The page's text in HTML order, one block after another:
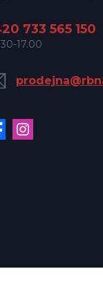
733 565 150
17.00